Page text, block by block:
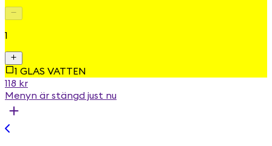
1
1 GLAS VATTEN
118 kr
Menyn är stängd just nu